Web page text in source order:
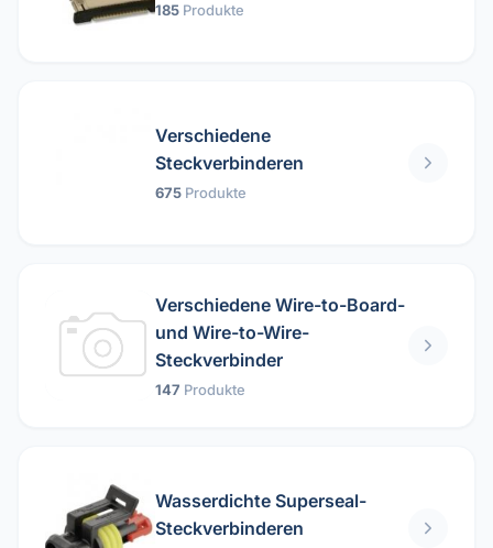
185 Produkte
Verschiedene
Steckverbinderen
675 Produkte
Verschiedene Wire-to-Board-
und Wire-to-Wire-
Steckverbinder
147 Produkte
Wasserdichte Superseal-
Steckverbinderen